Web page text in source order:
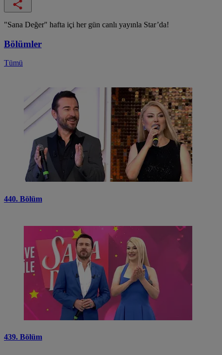
"Sana Değer" hafta içi her gün canlı yayınla Star’da!
Bölümler
Tümü
440. Bölüm
439. Bölüm